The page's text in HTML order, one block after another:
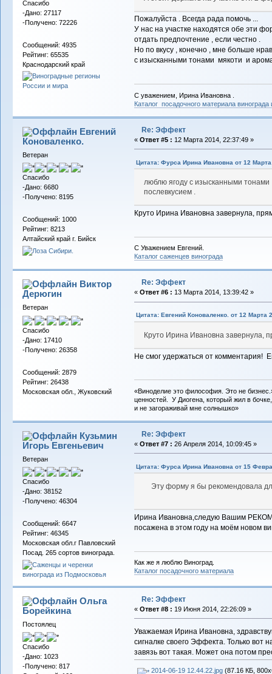
Спасибо
-Дано: 27117
-Получено: 72226
Сообщений: 4935
Рейтинг: 65535
Краснодарский край
Пожалуйста . Всегда рада помочь ...
У нас на участке находятся обе эти
отдать предпочтение , если честно .
Но по вкусу , конечно , мне больше
с изысканными тонами мякоти и
С уважением, Ирина Ивановна .
Каталог посадочного материала
Евгений
Коноваленко.
Ветеран
Спасибо
-Дано: 6680
-Получено: 8195
Сообщений: 1000
Рейтинг: 8213
Алтайский край г. Бийск
Re: Эффект
« Ответ #5 : 12 Марта 2014, 22:37:49 »
Цитата: Фурса Ирина Ивановна от 12
люблю ягоду с изысканными
послевкусием .
Круто Ирина Ивановна завернула,
С Уважением Евгений.
Каталог саженцев винограда
Виктор
Дерюгин
Ветеран
Спасибо
-Дано: 17410
-Получено: 26358
Сообщений: 2879
Рейтинг: 26438
Московская обл., Жуковский
Re: Эффект
« Ответ #6 : 13 Марта 2014, 13:39:42 »
Цитата: Евгений Коноваленко. от 12 Марта
Круто Ирина Ивановна завернула,
Не смог удержаться от комментария!
«Виноделие это философия. Это не
ценностей. У Диогена, который жил в
и не загораживай мне солнышко»
Кузьмин
Игорь Евгеньевич
Ветеран
Спасибо
-Дано: 38152
-Получено: 46304
Сообщений: 6647
Рейтинг: 46345
Московская обл.г Павловский
Посад. 265 сортов винограда.
Re: Эффект
« Ответ #7 : 26 Апреля 2014, 10:09:45 »
Цитата: Фурса Ирина Ивановна от 15
Эту форму я бы рекомендовала
Ирина Ивановна,следую Вашим
посажена в этом году на моём новом
Как же я люблю Виноград.
Каталог посадочного материала
Ольга
Борейкина
Постоялец
Спасибо
-Дано: 1023
-Получено: 817
Re: Эффект
« Ответ #8 : 19 Июня 2014, 22:26:09 »
Уважаемая Ирина Ивановна,
сигналке своего Эффекта. Только вот
завязь вот такая. Может она потом
2014-06-19 12.44.22.jpg(87.16 КБ,